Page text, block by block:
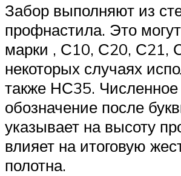
Забор выполняют из
профнастила. Это
марки , С10, С20, С21,
некоторых случаях
также НС35. Численное
обозначение после
указывает на высоту
влияет на итоговую
полотна.